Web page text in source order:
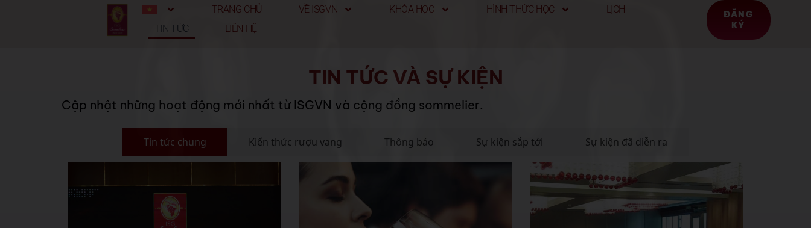
TRANG CHỦ VỀ ISGVN KHÓA HỌC HÌNH THỨC HỌC
LỊCH
TIN TỨC
LIÊN HỆ
ĐĂNG
KÝ
TIN TỨC VÀ SỰ KIỆN
Cập nhật những hoạt động mới nhất từ ISGVN và cộng đồng sommelier.
Tin tức chung Kiến thức rượu vang Thông báo Sự kiện sắp tới Sự kiện đã diễn ra